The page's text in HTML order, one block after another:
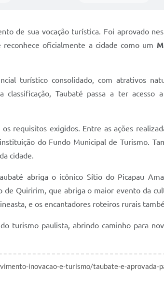
de sua vocação turística. Foi aprovado
oficialmente a cidade como um
turístico consolidado, com atrativos
Taubaté passa a ter acesso
requisitos exigidos. Entre as ações
do Fundo Municipal de Turismo.
cidade.
abriga o icônico Sítio do Picapau
Quiririm, que abriga o maior evento da
e os encantadores roteiros rurais
turismo paulista, abrindo caminho para
inovacao-e-turismo/taubate-e-